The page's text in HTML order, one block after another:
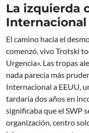
La izquierda
Internacional
El camino hacia el
comenzó, vivo Trotski
Urgencia». Las tropas
nada parecía más
Internacional a EEUU,
tardaría dos años en
significaba que el SWP
organización, centro